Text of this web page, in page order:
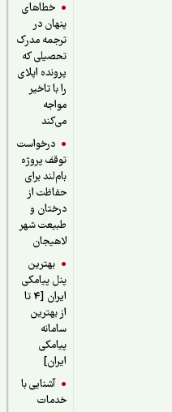
خطاهای
پنهان در
ترجمه مدرک
تحصیلی که
پرونده اپلای
را با تاخیر
درخواست
توقف پروژه
بام‌لند برای
حفاظت از
درختان و
طبیعت شهر
لاهیجان
بهترین
پنل پیامکی
ایران [4 تا
از بهترین
سامانه
پیامکی
آشنایی با
خدمات